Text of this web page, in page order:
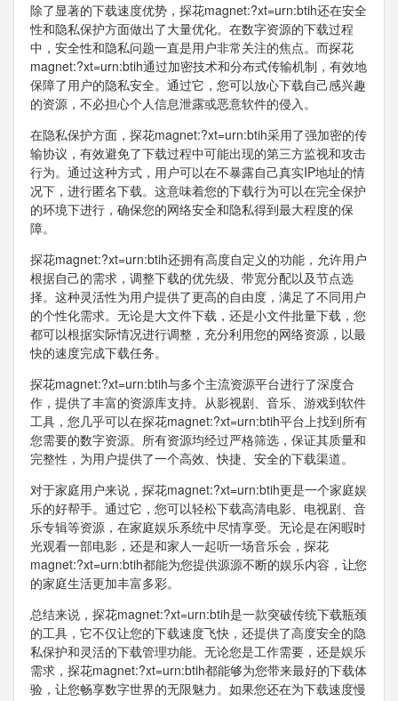
除了显著的下载速度优势，探花magnet:?xt=urn:btih还在安全
性和隐私保护方面做出了大量优化。在数字资源的下载过程
中，安全性和隐私问题一直是用户非常关注的焦点。而探花
magnet:?xt=urn:btih通过加密技术和分布式传输机制，有效地
保障了用户的隐私安全。通过它，您可以放心下载自己感兴趣
的资源，不必担心个人信息泄露或恶意软件的侵入。
在隐私保护方面，探花magnet:?xt=urn:btih采用了强加密的传
输协议，有效避免了下载过程中可能出现的第三方监视和攻击
行为。通过这种方式，用户可以在不暴露自己真实IP地址的情
况下，进行匿名下载。这意味着您的下载行为可以在完全保护
的环境下进行，确保您的网络安全和隐私得到最大程度的保
障。
探花magnet:?xt=urn:btih还拥有高度自定义的功能，允许用户
根据自己的需求，调整下载的优先级、带宽分配以及节点选
择。这种灵活性为用户提供了更高的自由度，满足了不同用户
的个性化需求。无论是大文件下载，还是小文件批量下载，您
都可以根据实际情况进行调整，充分利用您的网络资源，以最
快的速度完成下载任务。
探花magnet:?xt=urn:btih与多个主流资源平台进行了深度合
作，提供了丰富的资源库支持。从影视剧、音乐、游戏到软件
工具，您几乎可以在探花magnet:?xt=urn:btih平台上找到所有
您需要的数字资源。所有资源均经过严格筛选，保证其质量和
完整性，为用户提供了一个高效、快捷、安全的下载渠道。
对于家庭用户来说，探花magnet:?xt=urn:btih更是一个家庭娱
乐的好帮手。通过它，您可以轻松下载高清电影、电视剧、音
乐专辑等资源，在家庭娱乐系统中尽情享受。无论是在闲暇时
光观看一部电影，还是和家人一起听一场音乐会，探花
magnet:?xt=urn:btih都能为您提供源源不断的娱乐内容，让您
的家庭生活更加丰富多彩。
总结来说，探花magnet:?xt=urn:btih是一款突破传统下载瓶颈
的工具，它不仅让您的下载速度飞快，还提供了高度安全的隐
私保护和灵活的下载管理功能。无论您是工作需要，还是娱乐
需求，探花magnet:?xt=urn:btih都能够为您带来最好的下载体
验，让您畅享数字世界的无限魅力。如果您还在为下载速度慢